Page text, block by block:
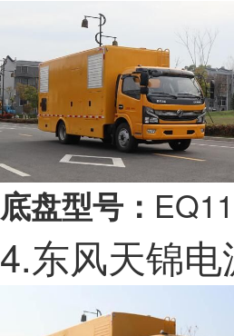
底盘型号：
4.东风天锦